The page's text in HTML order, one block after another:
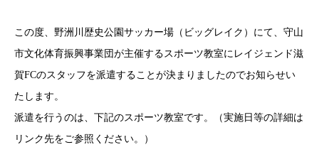
この度、野洲川歴史公園サッカー場（ビッグレイク）にて、守山
市文化体育振興事業団が主催するスポーツ教室にレイジェンド滋
賀FCのスタッフを派遣することが決まりましたのでお知らせい
たします。
派遣を行うのは、下記のスポーツ教室です。（実施日等の詳細は
リンク先をご参照ください。）